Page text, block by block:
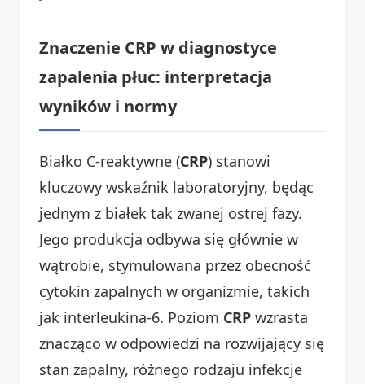
Znaczenie CRP w diagnostyce
zapalenia płuc: interpretacja
wyników i normy
Białko C-reaktywne (CRP) stanowi
kluczowy wskaźnik laboratoryjny, będąc
jednym z białek tak zwanej ostrej fazy.
Jego produkcja odbywa się głównie w
wątrobie, stymulowana przez obecność
cytokin zapalnych w organizmie, takich
jak interleukina-6. Poziom CRP wzrasta
znacząco w odpowiedzi na rozwijający się
stan zapalny, różnego rodzaju infekcje